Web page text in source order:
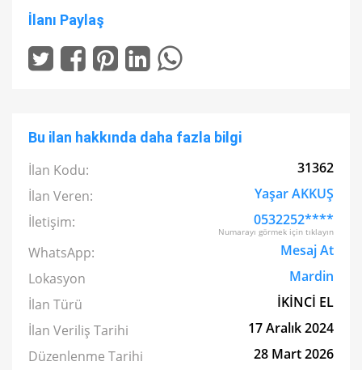
İlanı Paylaş
Bu ilan hakkında daha fazla bilgi
İlan Kodu:
31362
İlan Veren:
Yaşar AKKUŞ
İletişim:
0532252****
Numarayı görmek için tıklayın
WhatsApp:
Mesaj At
Lokasyon
Mardin
İlan Türü
İKİNCİ EL
İlan Veriliş Tarihi
17 Aralık 2024
Düzenlenme Tarihi
28 Mart 2026